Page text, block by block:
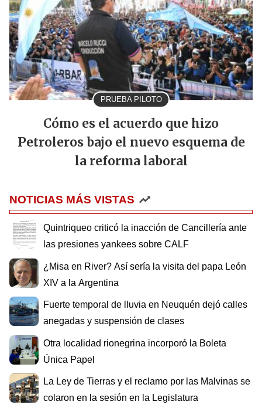
PRUEBA PILOTO
Cómo es el acuerdo que hizo
Petroleros bajo el nuevo esquema de
la reforma laboral
NOTICIAS MÁS VISTAS
Quintriqueo criticó la inacción de Cancillería ante
las presiones yankees sobre CALF
¿Misa en River? Así sería la visita del papa León
XIV a la Argentina
Fuerte temporal de lluvia en Neuquén dejó calles
anegadas y suspensión de clases
Otra localidad rionegrina incorporó la Boleta
Única Papel
La Ley de Tierras y el reclamo por las Malvinas se
colaron en la sesión en la Legislatura